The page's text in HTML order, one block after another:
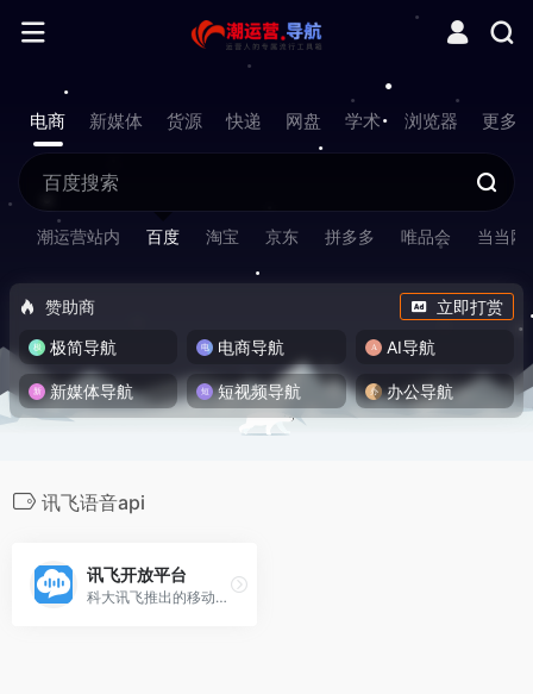
电商 新媒体 货源 快递 网盘 学术 浏览器 更多
潮运营站内 百度 淘宝 京东 拼多多 唯品会 当当网
赞助商
立即打赏
极简导航
电商导航 AI导航
新媒体导航 短视频导航 办公导航
讯飞语音api
讯飞开放平台
科大讯飞推出的移动互联网智能交互平台，为开发者免费提供：涵盖语音能力增强型SDK，一站式人机智能语音交互解决方案，专业全面的移动应用分析；